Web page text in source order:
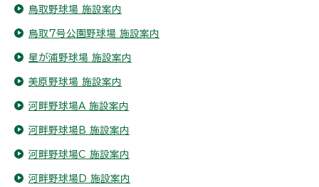
鳥取野球場 施設案内
鳥取7号公園野球場 施設案内
星が浦野球場 施設案内
美原野球場 施設案内
河畔野球場A 施設案内
河畔野球場B 施設案内
河畔野球場C 施設案内
河畔野球場D 施設案内